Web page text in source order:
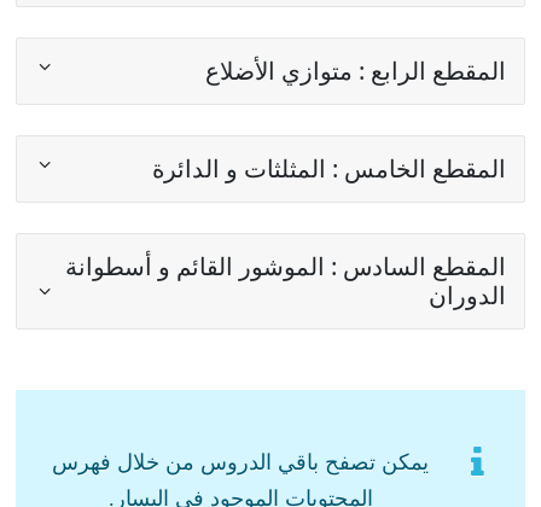
المقطع الرابع : متوازي الأضلاع
المقطع الخامس : المثلثات و الدائرة
المقطع السادس : الموشور القائم و أسطوانة
الدوران
يمكن تصفح باقي الدروس من خلال فهرس
المحتويات الموجود في اليسار.